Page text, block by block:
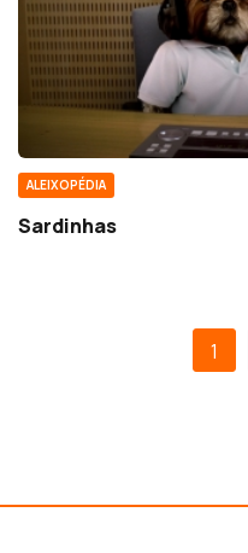
ALEIXOPÉDIA
Sardinhas
1